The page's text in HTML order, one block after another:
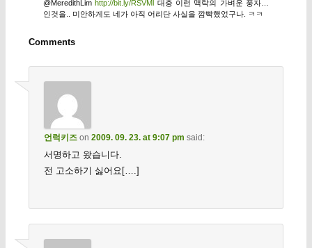
@MeredithLim http://bit.ly/RSVMl
대충 이런 맥락의 가벼운 풍자…
인것을.. 미안하게도 네가 아직 어리단 사실을 깜빡했었구나. ㅋㅋ
Comments
언럭키즈on 2009. 09. 23. at 9:07 pm said:
서명하고 왔습니다.
전 고소하기 싫어요[….]